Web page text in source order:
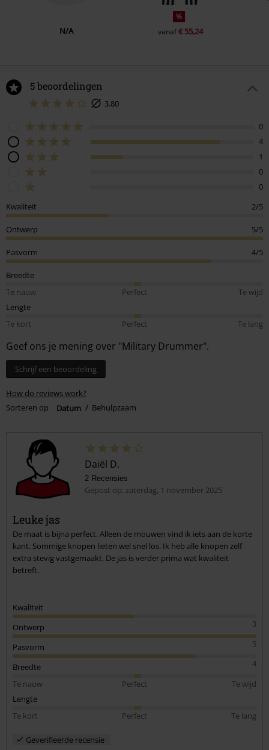
N/A
%
vanaf€ 55,24
5 beoordelingen
3.80
0
4
1
0
0
Kwaliteit
2/5
Ontwerp 5/5
Pasvorm 4/5
Breedte
Te nauw
Perfect
Te wijd
Lengte
Te kort
Perfect Te lang
Geef ons je mening over "Military Drummer".
Schrijf een beoordeling
How do reviews work?
Sorteren op
Datum Behulpzaam
Daiël D.
2 Recensies
Gepost op: zaterdag, 1 november 2025
Leuke jas
De maat is bijna perfect. Alleen de mouwen vind ik iets aan de korte
kant. Sommige knopen lieten wel snel los. Ik heb alle knopen zelf
extra stevig vastgemaakt. De jas is verder prima wat kwaliteit
betreft.
Kwaliteit
3
Ontwerp
5
Pasvorm
4
Breedte
Te nauw
Perfect
Te wijd
Lengte
Te kort
Perfect Te lang
Geverifieerde recensie